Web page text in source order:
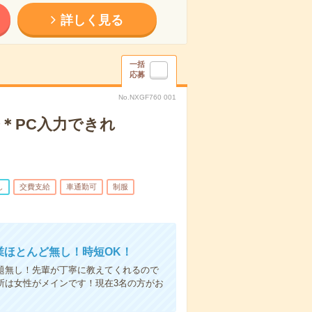
詳しく見る
一括
応募
No.NXGF760 001
PC入力できれ
交費支給 車通勤可 制服
とんど無し！時短OK！
し！先輩が丁寧に教えてくれるので
女性がメインです！現在3名の方がお